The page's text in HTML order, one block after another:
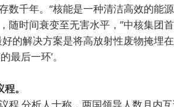
数千年。“核能是一种清洁高效的能
随时间衰变至无害水平，”中核集团
的解决方案是将高放射性废物掩埋
后一环’。
。
程 分析人士称，两国领导人数月内